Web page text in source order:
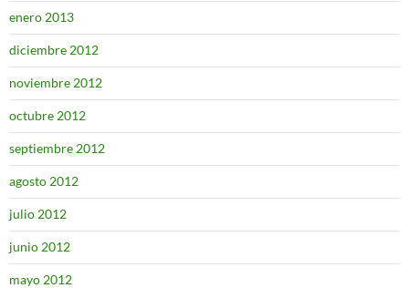
enero 2013
diciembre 2012
noviembre 2012
octubre 2012
septiembre 2012
agosto 2012
julio 2012
junio 2012
mayo 2012